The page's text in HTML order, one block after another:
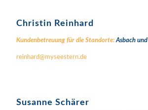
Christin Reinhard
Kundenbetreuung für die Standorte:Asbach und
reinhard@myseestern.de
Susanne Schärer